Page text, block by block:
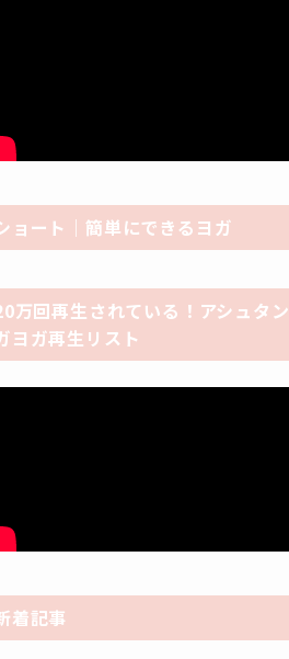
ョート｜簡単にできるヨガ
万回再生されている！アシュタン
ヨガ再生リスト
着記事